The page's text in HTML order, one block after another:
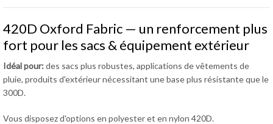
420D Oxford Fabric — un renforcement plus
fort pour les sacs & équipement extérieur
Idéal pour:des sacs plus robustes, applications de vêtements de
pluie, produits d'extérieur nécessitant une base plus résistante que le
300D.
Vous disposez d'options en polyester et en nylon 420D.